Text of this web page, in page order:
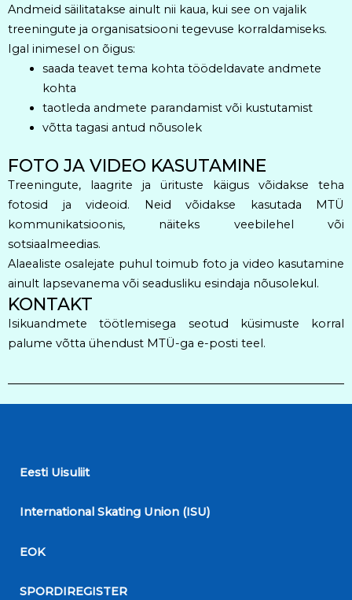
Andmeid säilitatakse ainult nii kaua, kui see on vajalik
treeningute ja organisatsiooni tegevuse korraldamiseks.
Igal inimesel on õigus:
saada teavet tema kohta töödeldavate andmete
kohta
taotleda andmete parandamist või kustutamist
võtta tagasi antud nõusolek
FOTO JA VIDEO KASUTAMINE
Treeningute, laagrite ja ürituste käigus võidakse teha
fotosid ja videoid. Neid võidakse kasutada MTÜ
kommunikatsioonis, näiteks veebilehel või
sotsiaalmeedias.
Alaealiste osalejate puhul toimub foto ja video kasutamine
ainult lapsevanema või seadusliku esindaja nõusolekul.
KONTAKT
Isikuandmete töötlemisega seotud küsimuste korral
palume võtta ühendust MTÜ-ga e-posti teel.
Eesti Uisuliit
International Skating Union (ISU)
EOK
SPORDIREGISTER